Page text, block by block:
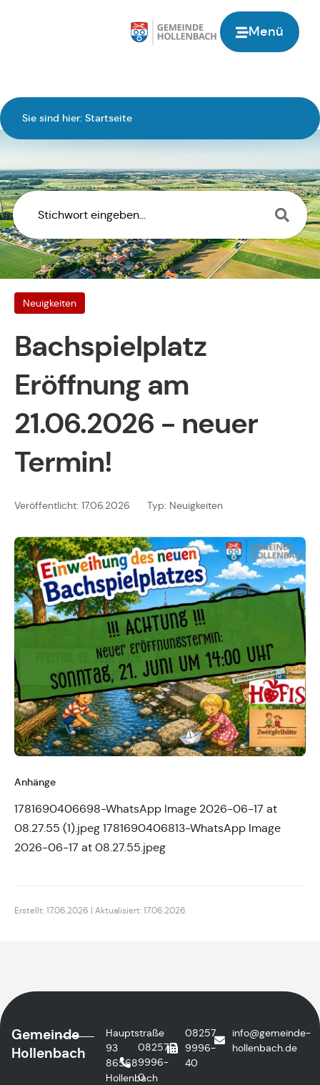
Menü
Sie sind hier: Startseite
Neuigkeiten
Bachspielplatz
Eröffnung am
21.06.2026 - neuer
Termin!
Veröffentlicht: 17.06.2026 Typ: Neuigkeiten
Anhänge
1781690406698-WhatsApp Image 2026-06-17 at
08.27.55 (1).jpeg 1781690406813-WhatsApp Image
2026-06-17 at 08.27.55.jpeg
Erstellt: 17.06.2026 | Aktualisiert: 17.06.2026
Gemeinde
Hollenbach
Hauptstraße
93
86568
Hollenbach
08257
9996-
0
08257
9996-
40
info@gemeinde-
hollenbach.de